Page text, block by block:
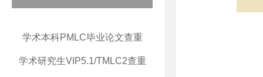
学术本科PMLC毕业论文查重
学术研究生VIP5.1/TMLC2查重